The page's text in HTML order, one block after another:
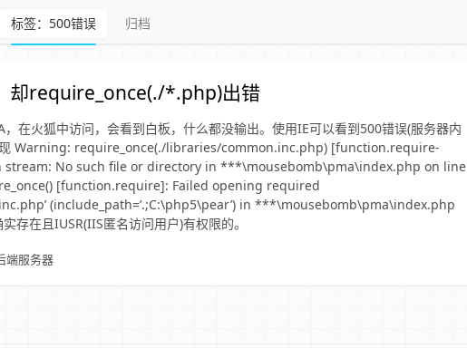
标签：500错误 归档
却require_once(./*.php)出错
，在火狐中访问，会看到白板，什么都没输出。使用IE可以看到500错误(服务器内
现 Warning: require_once(./libraries/common.inc.php) [function.require-
stream: No such file or directory in ***\mousebomb\pma\index.php on line
[function.require]: Failed opening required
(include_path=’.;C:\php5\pear’) in ***\mousebomb\pma\index.php
存在且IUSR(IIS匿名访问用户)有权限的。
端服务器